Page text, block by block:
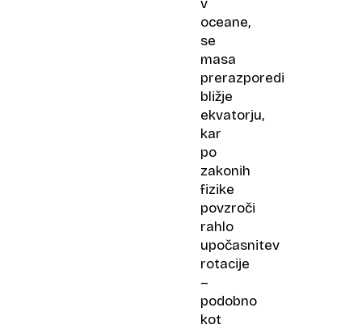
v
oceane,
se
masa
prerazporedi
bližje
ekvatorju,
kar
po
zakonih
fizike
povzroči
rahlo
upočasnitev
rotacije
–
podobno
kot